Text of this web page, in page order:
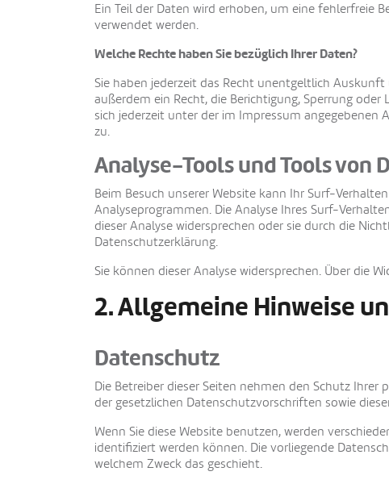
Ein Teil der Daten wird erhoben, um eine fehlerfreie
verwendet werden.
Welche Rechte haben Sie bezüglich Ihrer Daten?
Sie haben jederzeit das Recht unentgeltlich
außerdem ein Recht, die Berichtigung, Sperrung
sich jederzeit unter der im Impressum angegebenen
zu.
Analyse-Tools und Tools von
Beim Besuch unserer Website kann Ihr Surf-
Analyseprogrammen. Die Analyse Ihres Surf-
dieser Analyse widersprechen oder sie durch die
Datenschutzerklärung.
Sie können dieser Analyse widersprechen. Über die
2. Allgemeine Hinweise
Datenschutz
Die Betreiber dieser Seiten nehmen den Schutz
der gesetzlichen Datenschutzvorschriften sowie
Wenn Sie diese Website benutzen, werden
identifiziert werden können. Die vorliegende
welchem Zweck das geschieht.